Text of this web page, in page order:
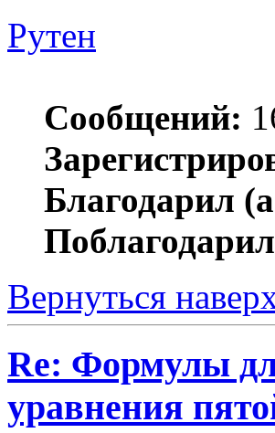
Рутен
Сообщений:
Благодарил
Вернуться
Re: Формулы
уравнения